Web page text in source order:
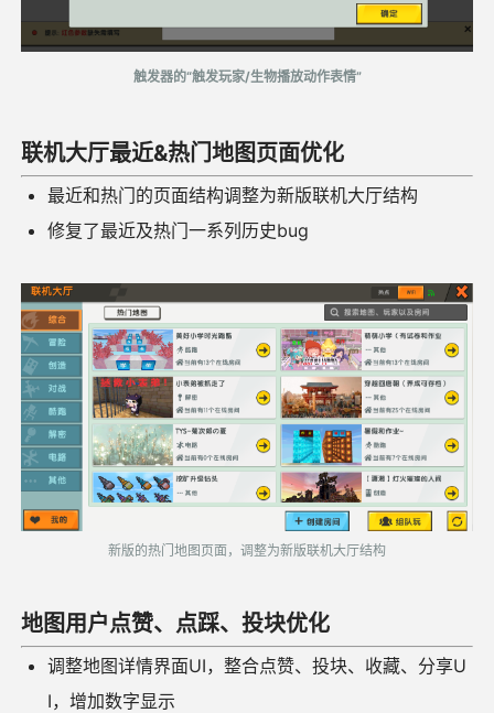
触发器的“触发玩家/生物播放动作表情”
联机大厅最近&热门地图页面优化
最近和热门的页面结构调整为新版联机大厅结构
修复了最近及热门一系列历史bug
新版的热门地图页面，调整为新版联机大厅结构
地图用户点赞、点踩、投块优化
调整地图详情界面UI，整合点赞、投块、收藏、分享U
I，增加数字显示